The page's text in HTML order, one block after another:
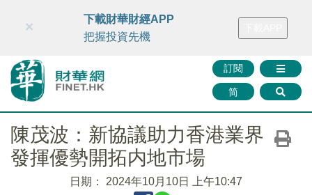
財華智庫網 FINTV FINMETA 財華證券 媒體矩陣
訂閱
简
×
下載財華財經APP
把握投資先機
陳茂波：新協議助力香港業界
發揮優勢開拓内地市場
日期： 2024年10月10日 上午10:47